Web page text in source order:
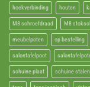
hoekverbinding houten
M8 schroefdraad M8
meubelpoten op bestelling
salontafelpoot
schuine plaat schuine